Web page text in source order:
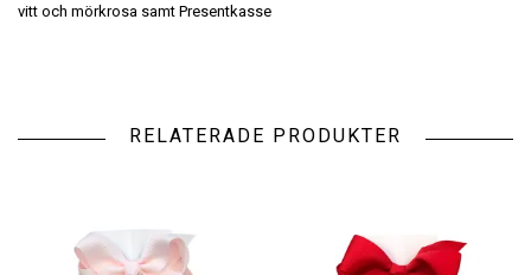
vitt och mörkrosa samt Presentkasse
RELATERADE PRODUKTER